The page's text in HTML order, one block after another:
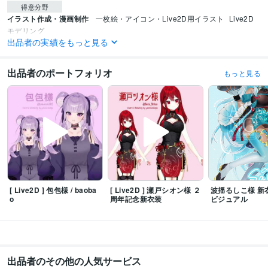
得意分野
イラスト作成・漫画制作 一枚絵・アイコン・Live2D用イラスト
Live2D
モデリング
イラスト作成・漫画制作 ストリーマー向けスタンプ
出品者の実績をもっと見る
出品者のポートフォリオ もっと見る
[ Live2D ] 包包様 / baoba
o
[ Live2D ] 瀬戸シオン様 ２
周年記念新衣装
波揺るしこ様 新
ビジュアル
出品者のその他の人気サービス